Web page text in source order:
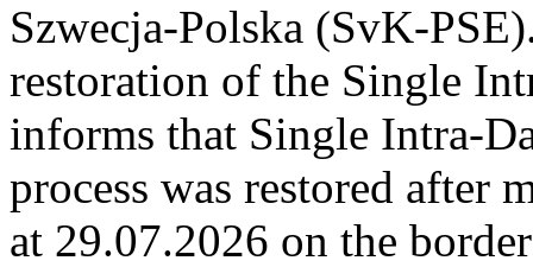
Szwecja-Polska (SvK-
restoration of the Single
informs that Single Intra-
process was restored after
at 29.07.2026 on the